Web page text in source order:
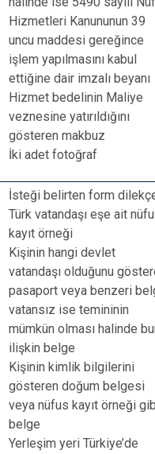
Hizmetleri Kanununun 39
uncu maddesi gereğince
işlem yapılmasını kabul
ettiğine dair imzalı beyanı
Hizmet bedelinin Maliye
veznesine yatırıldığını
gösteren makbuz
İki adet fotoğraf
İsteği belirten form
Türk vatandaşı eşe ait
kayıt örneği
Kişinin hangi devlet
vatandaşı olduğunu
pasaport veya benzeri
vatansız ise temininin
mümkün olması halinde
ilişkin belge
Kişinin kimlik bilgilerini
gösteren doğum belgesi
veya nüfus kayıt örneği
belge
Yerleşim yeri Türkiye’de